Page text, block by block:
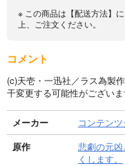
※ この商品は【配送方法】に
上、ご注文ください。
コメント
(c)天壱・一迅社／ラス為製
干変更する可能性がございま
メーカー
コンテン
原作
悲劇の元
くします。